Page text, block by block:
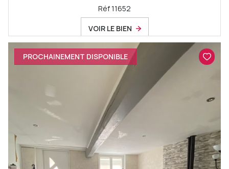
Réf 11652
VOIR LE BIEN
PROCHAINEMENT DISPONIBLE